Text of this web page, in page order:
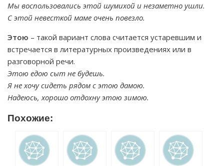
Мы воспользовались этой шумихой и незаметно ушли.
С этой невесткой маме очень повезло.
Этою – такой вариант слова считается устаревшим и
встречается в литературных произведениях или в
разговорной речи.
Этою едою сыт не будешь.
Я не хочу сидеть рядом с этою дамою.
Надеюсь, хорошо отдохну этою зимою.
Похожие: